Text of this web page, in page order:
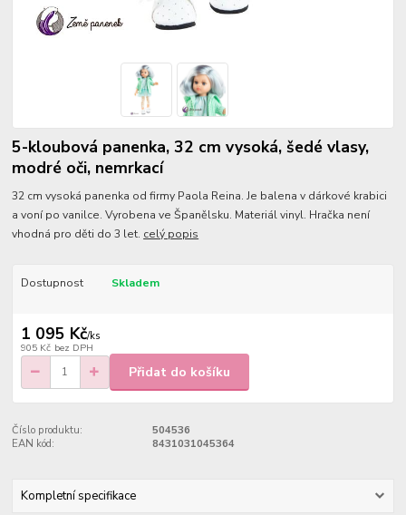
5-kloubová panenka, 32 cm vysoká, šedé vlasy,
modré oči, nemrkací
32 cm vysoká panenka od firmy Paola Reina. Je balena v dárkové krabici
a voní po vanilce. Vyrobena ve Španělsku. Materiál vinyl. Hračka není
vhodná pro děti do 3 let. celý popis
Dostupnost Skladem
1 095 Kč/ks
905 Kč bez DPH
Přidat do košíku
Číslo produktu:
504536
EAN kód:
8431031045364
Kompletní specifikace